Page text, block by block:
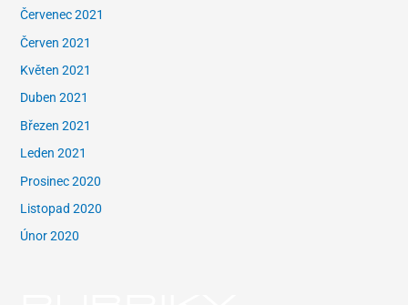
Červenec 2021
Červen 2021
Květen 2021
Duben 2021
Březen 2021
Leden 2021
Prosinec 2020
Listopad 2020
Únor 2020